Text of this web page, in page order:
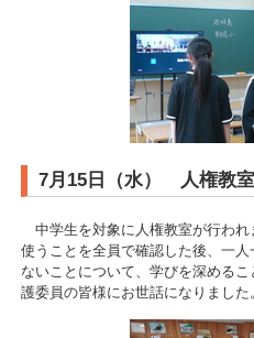
7月15日（水） 人権教室
中学生を対象に人権教室が行われ
使うことを全員で確認した後、一
ないことについて、学びを深める
護委員の皆様にお世話になりました